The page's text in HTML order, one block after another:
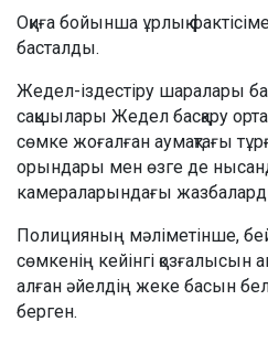
Оқиға бойынша ұрлық
басталды.
Жедел-іздестіру шаралары
сақшылары Жедел басқару
сөмке жоғалған аумақтағы
орындары мен өзге де
камераларындағы
Полицияның мәліметінше,
сөмкенің кейінгі қозғалысын
алған әйелдің жеке басын
берген.